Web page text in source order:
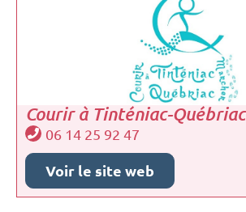
Courir à Tinténiac-Québriac
06 14 25 92 47
Voir le site web